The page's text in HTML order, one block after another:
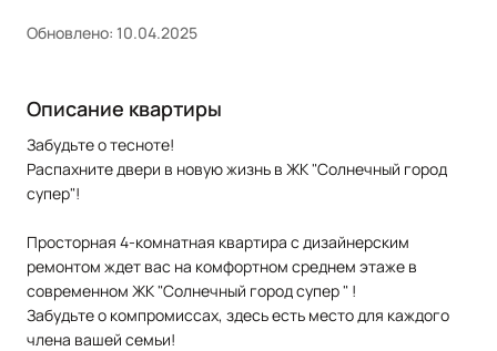
Обновлено: 10.04.2025
Описание квартиры
Забудьте о тесноте!
Распахните двери в новую жизнь в ЖК "Солнечный город
супер"!
Просторная 4-комнатная квартира с дизайнерским
ремонтом ждет вас на комфортном среднем этаже в
современном ЖК "Солнечный город супер " !
Забудьте о компромиссах, здесь есть место для каждого
члена вашей семьи!